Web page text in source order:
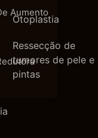
Aumento
Otoplastia
Ressecção de
tumores de pele e
pintas